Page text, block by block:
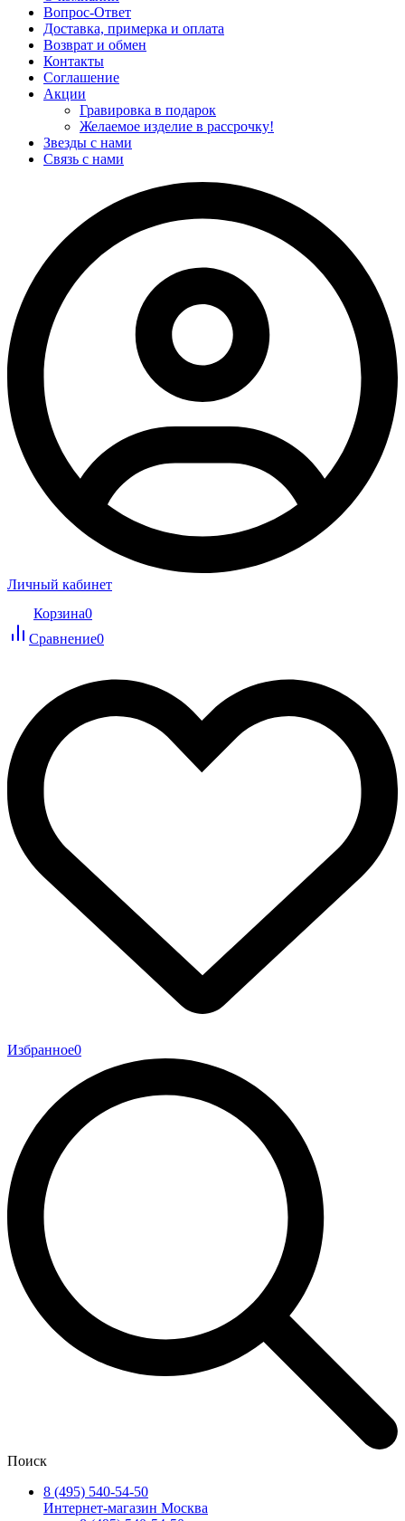
Вопрос-Ответ
Доставка, примерка и оплата
Возврат и обмен
Контакты
Соглашение
Акции
Гравировка в подарок
Желаемое изделие в рассрочку!
Звезды с нами
Связь с нами
Личный кабинет
Корзина0
Сравнение0
Избранное0
Поиск
8 (495) 540-54-50
Интернет-магазин Москва